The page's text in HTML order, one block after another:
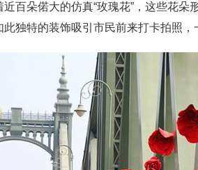
百朵偌大的仿真“玫瑰花”，这些花朵
独特的装饰吸引市民前来打卡拍照，